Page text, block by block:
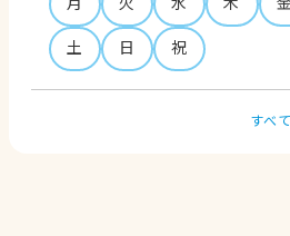
土
日 祝
すべ